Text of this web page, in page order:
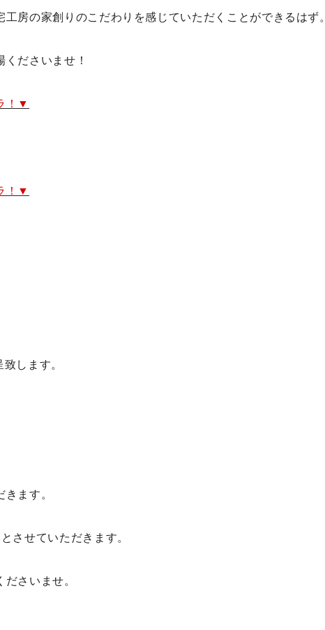
工房の家創りのこだわり を感じていただくことができるはず。
ださいませ！
！▼
！▼
します。
ます。
させていただきます。
さいませ。